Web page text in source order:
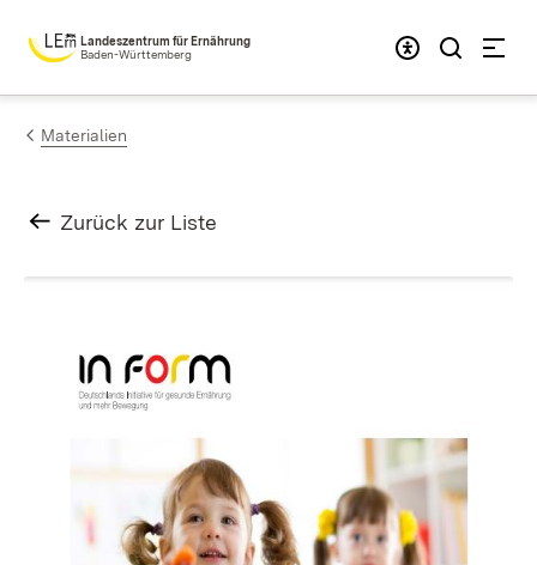
Zum Inhalt springen
Landeszentrum für Ernährung
Baden-Württemberg
Materialien
Zurück zur Liste